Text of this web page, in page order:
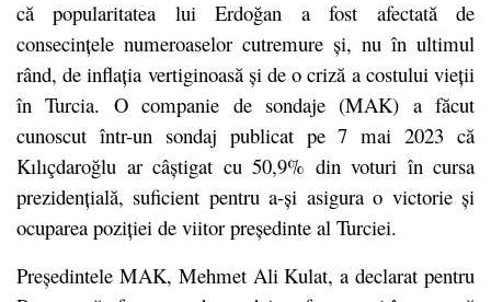
că popularitatea lui Erdoğan a fost afectată de
consecințele numeroaselor cutremure și, nu în ultimul
rând, de inflația vertiginoasă și de o criză a costului vieții
în Turcia. O companie de sondaje (MAK) a făcut
cunoscut într-un sondaj publicat pe 7 mai 2023 că
Kılıçdaroğlu ar câștigat cu 50,9% din voturi în cursa
prezidențială, suficient pentru a-și asigura o victorie și
ocuparea poziției de viitor președinte al Turciei.
Președintele MAK, Mehmet Ali Kulat, a declarat pentru